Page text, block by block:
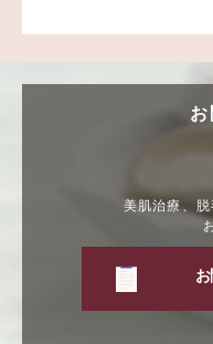
美肌治療、